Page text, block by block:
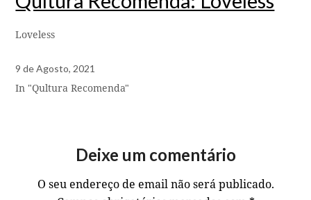
Loveless
9 de Agosto, 2021
In "Qultura Recomenda"
Deixe um comentário
O seu endereço de email não será publicado.